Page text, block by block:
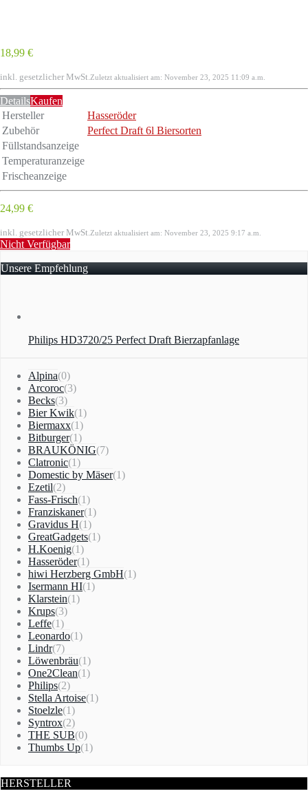
18,99 €
inkl. gesetzlicher MwSt. Zuletzt aktualisiert am: November 23, 2025 11:09 a.m.
DetailsKaufen
Hersteller
Hasseröder
Zubehör
Perfect Draft 6l Biersorten
Füllstandsanzeige
Temperaturanzeige
Frischeanzeige
24,99 €
inkl. gesetzlicher MwSt. Zuletzt aktualisiert am: November 23, 2025 9:17 a.m.
Nicht Verfügbar
Unsere Empfehlung
Philips HD3720/25 Perfect Draft Bierzapfanlage
Alpina(0)
Arcoroc(3)
Becks(3)
Bier Kwik(1)
Biermaxx(1)
Bitburger(1)
BRAUKÖNIG(7)
Clatronic(1)
Domestic by Mäser(1)
Ezetil(2)
Fass-Frisch(1)
Franziskaner(1)
Gravidus H(1)
GreatGadgets(1)
H.Koenig(1)
Hasseröder(1)
hiwi Herzberg GmbH(1)
Isermann HI(1)
Klarstein(1)
Krups(3)
Leffe(1)
Leonardo(1)
Lindr(7)
Löwenbräu(1)
One2Clean(1)
Philips(2)
Stella Artoise(1)
Stoelzle(1)
Syntrox(2)
THE SUB(0)
Thumbs Up(1)
HERSTELLER